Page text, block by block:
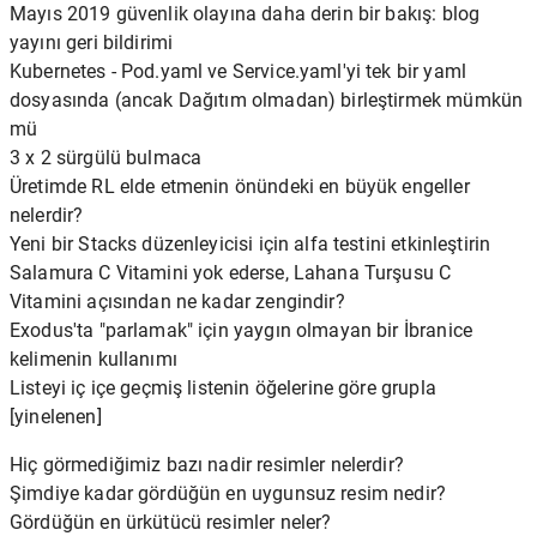
Mayıs 2019 güvenlik olayına daha derin bir bakış: blog
yayını geri bildirimi
Kubernetes - Pod.yaml ve Service.yaml'yi tek bir yaml
dosyasında (ancak Dağıtım olmadan) birleştirmek mümkün
mü
3 x 2 sürgülü bulmaca
Üretimde RL elde etmenin önündeki en büyük engeller
nelerdir?
Yeni bir Stacks düzenleyicisi için alfa testini etkinleştirin
Salamura C Vitamini yok ederse, Lahana Turşusu C
Vitamini açısından ne kadar zengindir?
Exodus'ta "parlamak" için yaygın olmayan bir İbranice
kelimenin kullanımı
Listeyi iç içe geçmiş listenin öğelerine göre grupla
[yinelenen]
Hiç görmediğimiz bazı nadir resimler nelerdir?
Şimdiye kadar gördüğün en uygunsuz resim nedir?
Gördüğün en ürkütücü resimler neler?